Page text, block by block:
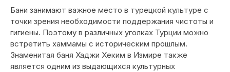
Бани занимают важное место в турецкой культуре с
точки зрения необходимости поддержания чистоты и
гигиены. Поэтому в различных уголках Турции можно
встретить хаммамы с историческим прошлым.
Знаменитая баня Хаджи Хеким в Измире также
является одним из выдающихся культурных